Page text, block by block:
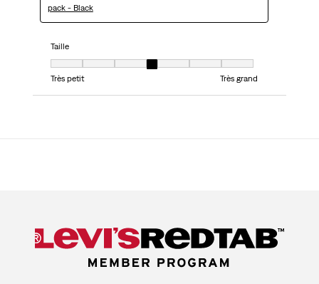
pack - Black
Taille
Taille, 4 sur 7, où 1 est égal à Très petit et 7 est égal à Très grand
Très petit
Très grand